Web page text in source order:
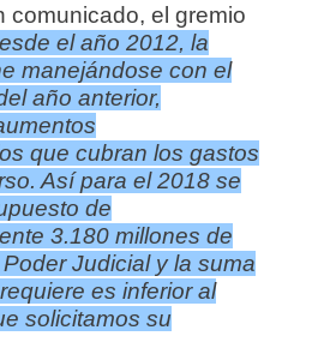
comunicado, el gremio
el año 2012, la
manejándose con el
año anterior,
que cubran los gastos
Así para el 2018 se
de
3.180 millones de
Judicial y la suma
es inferior al
solicitamos su